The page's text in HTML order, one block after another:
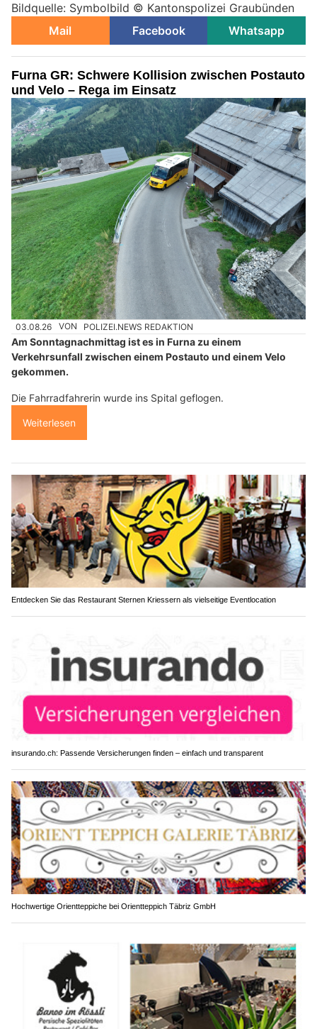
Bildquelle: Symbolbild © Kantonspolizei Graubünden
Mail
Facebook Whatsapp
Furna GR: Schwere Kollision zwischen Postauto
und Velo – Rega im Einsatz
03.08.26 VON POLIZEI.NEWS REDAKTION
Am Sonntagnachmittag ist es in Furna zu einem
Verkehrsunfall zwischen einem Postauto und einem Velo
gekommen.
Die Fahrradfahrerin wurde ins Spital geflogen.
Weiterlesen
Entdecken Sie das Restaurant Sternen Kriessern als vielseitige Eventlocation
insurando.ch: Passende Versicherungen finden – einfach und transparent
Hochwertige Orientteppiche bei Orientteppich Täbriz GmbH